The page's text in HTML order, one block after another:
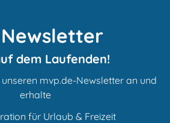
Newsletter
dem Laufenden!
mvp.de-Newsletter an und
erhalte
für Urlaub & Freizeit